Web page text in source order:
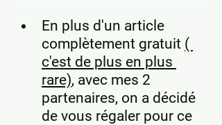
En plus d'un article
complètement gratuit (
c'est de plus en plus
rare), avec mes 2
partenaires, on a décidé
de vous régaler pour ce